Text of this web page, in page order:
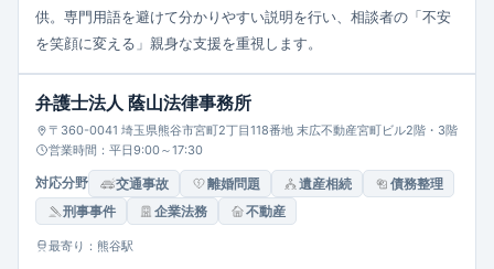
供。専門用語を避けて分かりやすい説明を行い、相談者の「不安
を笑顔に変える」親身な支援を重視します。
弁護士法人 蔭山法律事務所
〒360-0041 埼玉県熊谷市宮町2丁目118番地 末広不動産宮町ビル2階・3階
営業時間：平日9:00～17:30
対応分野 交通事故 離婚問題 遺産相続
債務整理
刑事事件
企業法務 不動産
最寄り：熊谷駅